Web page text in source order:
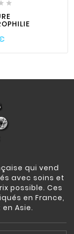

Prix
qui vend
avec soins et
possible. Ces
en France,
Asie.